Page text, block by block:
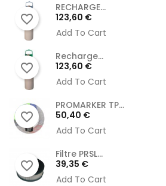
RECHARGE...
Prix
123,60 €
Add To Cart
favorite_border
Recharge...
Prix
123,60 €
Add To Cart
favorite_border
PROMARKER TP...
Prix
50,40 €
Add To Cart
favorite_border
Filtre PRSL...
Prix
39,35 €
Add To Cart
favorite_border